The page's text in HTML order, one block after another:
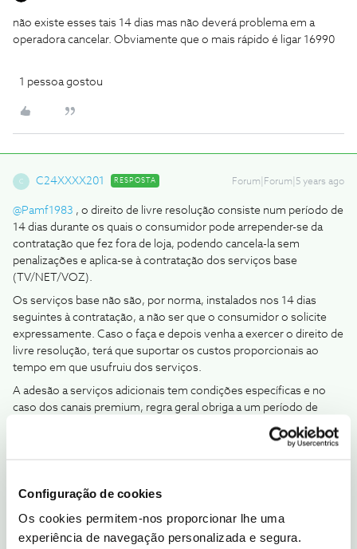
Configuração de cookies
Os cookies permitem-nos proporcionar lhe uma
experiência de navegação personalizada e segura.
não existe esses tais 14 dias mas não deverá problema em a
operadora cancelar. Obviamente que o mais rápido é ligar 16990
1 pessoa gostou
C C24XXXX201 RESPOSTA Forum|Forum|5 years ago
@Pamf1983 , o direito de livre resolução consiste num período de
14 dias durante os quais o consumidor pode arrepender-se da
contratação que fez fora de loja, podendo cancela-la sem
penalizações e aplica-se à contratação dos serviços base
(TV/NET/VOZ).
Os serviços base não são, por norma, instalados nos 14 dias
seguintes à contratação, a não ser que o consumidor o solicite
expressamente. Caso o faça e depois venha a exercer o direito de
livre resolução, terá que suportar os custos proporcionais ao
tempo em que usufruiu dos serviços.
A adesão a serviços adicionais tem condições específicas e no
caso dos canais premium, regra geral obriga a um período de
permanência mínimo de 30 dias. Os serviços ficam disponíveis de
imediato, no próprio dia, podendo ser agendada a sua
que responde SIM à pergunta: “Confirma que deseja subscrever o